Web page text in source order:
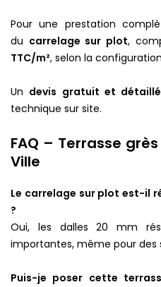
Pour une prestation
du carrelage sur plot,
TTC/m², selon la
Un devis gratuit et détaillé
technique sur site.
FAQ – Terrasse
Ville
Le carrelage sur plot est-il
?
Oui, les dalles 20 mm
importantes, même pour des
Puis-je poser cette